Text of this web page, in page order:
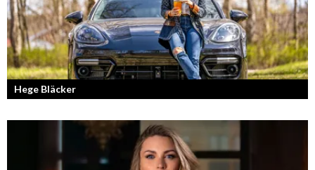
Hege Bläcker
Bilfantast, influencer och en av Lidköpings mest framgångsrika